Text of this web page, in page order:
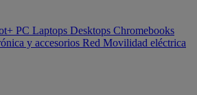
PC Laptops Desktops Chromebooks
y accesorios Red Movilidad eléctrica